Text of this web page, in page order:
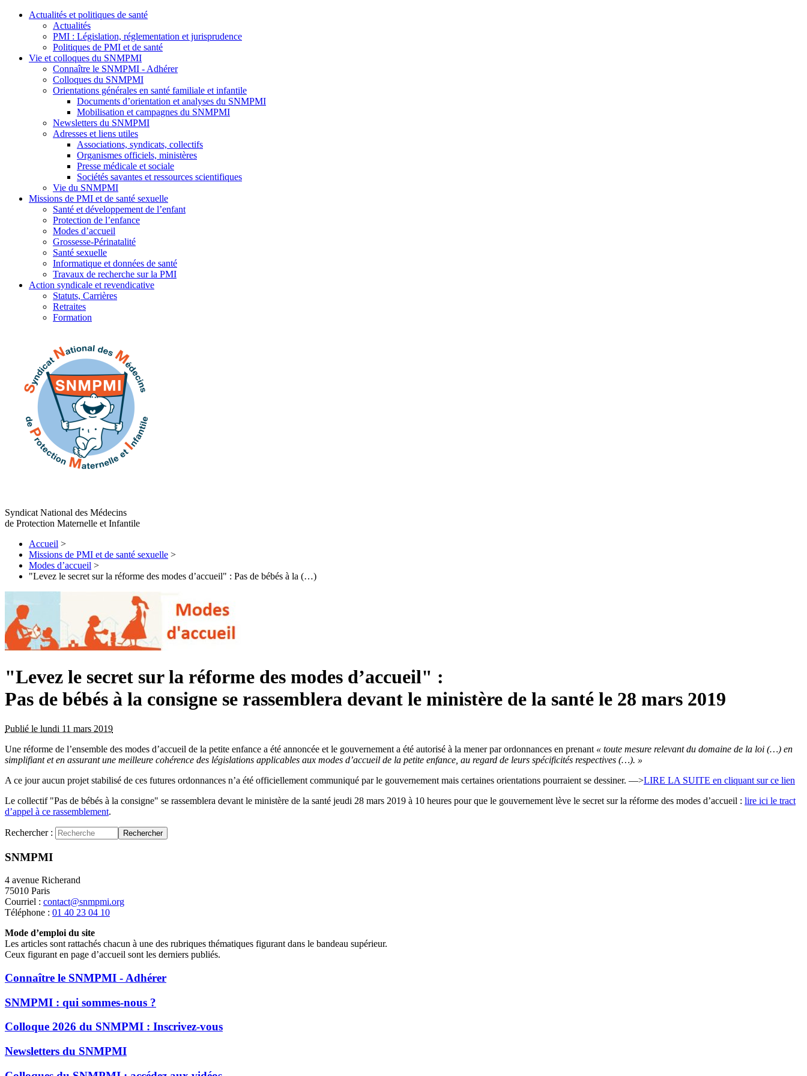
Actualités et politiques de santé
Actualités
PMI : Législation, réglementation et jurisprudence
Politiques de PMI et de santé
Vie et colloques du SNMPMI
Connaître le SNMPMI - Adhérer
Colloques du SNMPMI
Orientations générales en santé familiale et infantile
Documents d’orientation et analyses du SNMPMI
Mobilisation et campagnes du SNMPMI
Newsletters du SNMPMI
Adresses et liens utiles
Associations, syndicats, collectifs
Organismes officiels, ministères
Presse médicale et sociale
Sociétés savantes et ressources scientifiques
Vie du SNMPMI
Missions de PMI et de santé sexuelle
Santé et développement de l’enfant
Protection de l’enfance
Modes d’accueil
Grossesse-Périnatalité
Santé sexuelle
Informatique et données de santé
Travaux de recherche sur la PMI
Action syndicale et revendicative
Statuts, Carrières
Retraites
Formation
Syndicat National des Médecins
de Protection Maternelle et Infantile
Accueil >
Missions de PMI et de santé sexuelle >
Modes d’accueil >
"Levez le secret sur la réforme des modes d’accueil" : Pas de bébés à la (…)
"Levez le secret sur la réforme des modes d’accueil" :
Pas de bébés à la consigne se rassemblera devant le ministère de la santé le 28 mars 2019
Publié le lundi 11 mars 2019
Une réforme de l’ensemble des modes d’accueil de la petite enfance a été annoncée et le gouvernement a été autorisé à la mener par ordonnances en prenant « toute mesure relevant du domaine de la loi (…) en
simplifiant et en assurant une meilleure cohérence des législations applicables aux modes d’accueil de la petite enfance, au regard de leurs spécificités respectives (…). »
A ce jour aucun projet stabilisé de ces futures ordonnances n’a été officiellement communiqué par le gouvernement mais certaines orientations pourraient se dessiner. —>LIRE LA SUITE en cliquant sur ce lien
Le collectif "Pas de bébés à la consigne" se rassemblera devant le ministère de la santé jeudi 28 mars 2019 à 10 heures pour que le gouvernement lève le secret sur la réforme des modes d’accueil : lire ici le tract
d’appel à ce rassemblement.
Rechercher : Rechercher
SNMPMI
4 avenue Richerand
75010 Paris
Courriel : contact@snmpmi.org
Téléphone : 01 40 23 04 10
Mode d’emploi du site
Les articles sont rattachés chacun à une des rubriques thématiques figurant dans le bandeau supérieur.
Ceux figurant en page d’accueil sont les derniers publiés.
Connaître le SNMPMI - Adhérer
SNMPMI : qui sommes-nous ?
Colloque 2026 du SNMPMI : Inscrivez-vous
Newsletters du SNMPMI